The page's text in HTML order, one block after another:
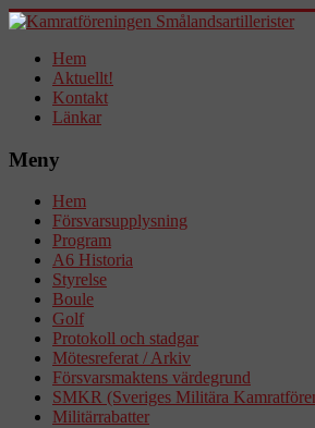
Hem
Aktuellt!
Kontakt
Länkar
Meny
Hem
Försvarsupplysning
Program
A6 Historia
Styrelse
Boule
Golf
Protokoll och stadgar
Mötesreferat / Arkiv
Försvarsmaktens värdegrund
SMKR (Sveriges Militära
Militärrabatter